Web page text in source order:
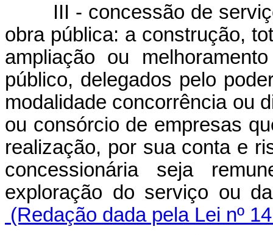
III - concessão de
obra pública: a construção,
ampliação ou
público, delegados pelo
modalidade concorrência ou
ou consórcio de empresas
realização, por sua conta e
concessionária seja
exploração do serviço ou
(Redação dada pela Lei nº